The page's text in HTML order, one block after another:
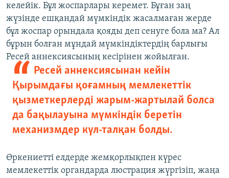
келейік. Бұл жоспарлары керемет. Бұған заң
жүзінде ешқандай мүмкіндік жасалмаған жерде
бұл жоспар орындала қояды деп сенуге бола ма? Ал
бұрын болған мұндай мүмкіндіктердің барлығы
Ресей аннексиясының кесірінен жойылған.
Ресей аннексиясынан кейін
Қырымдағы қоғамның мемлекеттік
қызметкерлерді жарым-жартылай болса
да бақылауына мүмкіндік беретін
механизмдер күл-талқан болды.
Өркениетті елдерде жемқорлықпен күрес
мемлекеттік органдарда люстрация жүргізіп, жаңа